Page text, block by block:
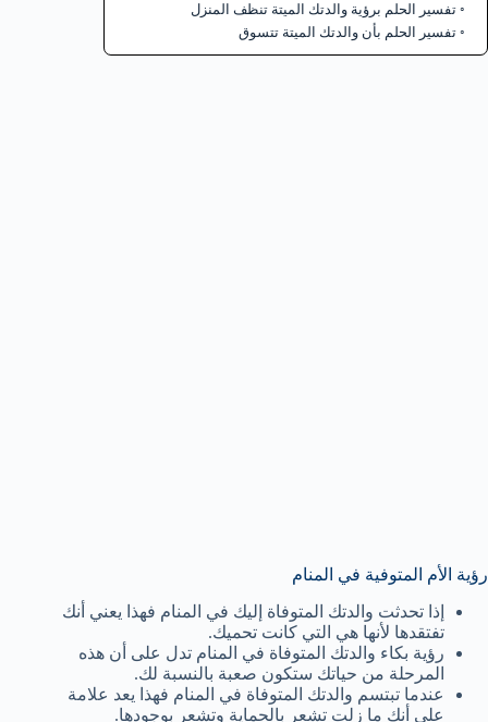
تفسير الحلم برؤية والدتك الميتة تنظف المنزل
تفسير الحلم بأن والدتك الميتة تتسوق
رؤية الأم المتوفية في المنام
إذا تحدثت والدتك المتوفاة إليك في المنام فهذا يعني أنك
تفتقدها لأنها هي التي كانت تحميك.
رؤية بكاء والدتك المتوفاة في المنام تدل على أن هذه
المرحلة من حياتك ستكون صعبة بالنسبة لك.
عندما تبتسم والدتك المتوفاة في المنام فهذا يعد علامة
على أنك ما زلت تشعر بالحماية وتشعر بوجودها.